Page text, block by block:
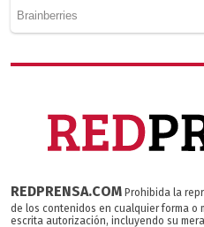
REDPRENSA.COM Prohibida la
de los contenidos en cualquier forma o
escrita autorización, incluyendo su